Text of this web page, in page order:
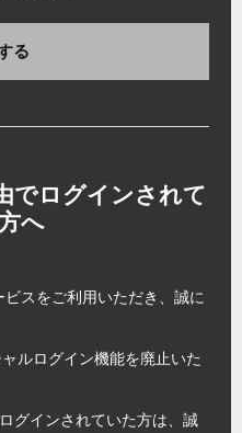
る
でログインされて
へ
スをご利用いただき、誠に
ルログイン機能を廃止いた
グインされていた方は、誠